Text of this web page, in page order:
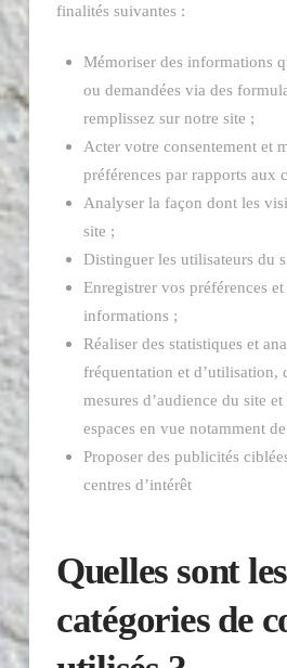
finalités suivantes :
Mémoriser des informations
ou demandées via des
remplissez sur notre site ;
Acter votre consentement et
préférences par rapports aux
Analyser la façon dont les
site ;
Distinguer les utilisateurs du
Enregistrer vos préférences et
informations ;
Réaliser des statistiques et
fréquentation et d’utilisation,
mesures d’audience du site
espaces en vue notamment
Proposer des publicités
centres d’intérêt
Quelles sont les
catégories de